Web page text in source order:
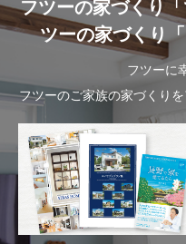
フツーの家づくり
ツーの家づくり
フツーに
フツーのご家族の家づくり